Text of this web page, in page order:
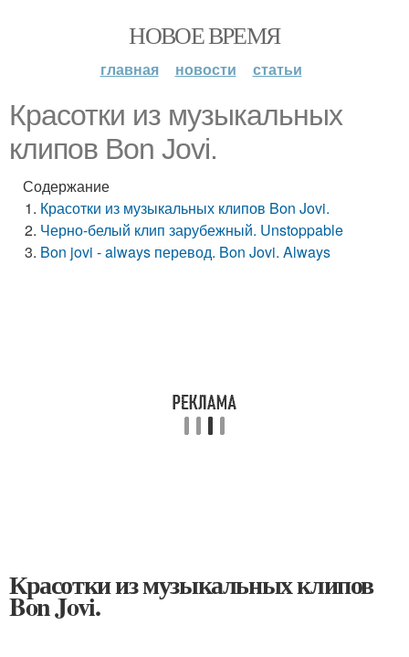
НОВОЕ ВРЕМЯ
главная новости статьи
Красотки из музыкальных
клипов Bon Jovi.
Содержание
Красотки из музыкальных клипов Bon Jovi.
Черно-белый клип зарубежный. Unstoppable
Bon jovi - always перевод. Bon Jovi. Always
Красотки из музыкальных клипов
Bon Jovi.